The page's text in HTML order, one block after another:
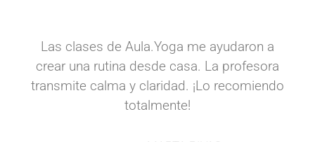
Las clases de Aula.Yoga me ayudaron a
crear una rutina desde casa. La profesora
transmite calma y claridad. ¡Lo recomiendo
totalmente!